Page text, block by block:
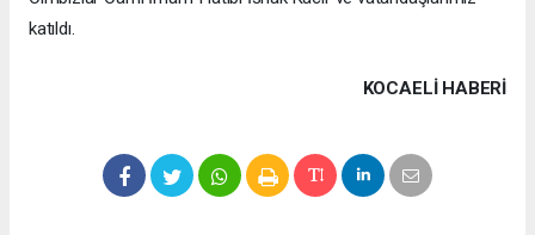
katıldı.
KOCAELI HABERİ